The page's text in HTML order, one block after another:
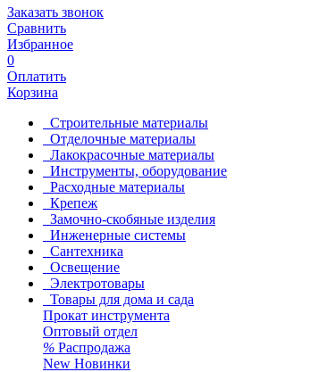
Заказать звонок
Сравнить
Избранное
0
Оплатить
Корзина
Строительные материалы
Отделочные материалы
Лакокрасочные материалы
Инструменты, оборудование
Расходные материалы
Крепеж
Замочно-скобяные изделия
Инженерные системы
Сантехника
Освещение
Электротовары
Товары для дома и сада
Прокат инструмента
Оптовый отдел
% Распродажа
New Новинки